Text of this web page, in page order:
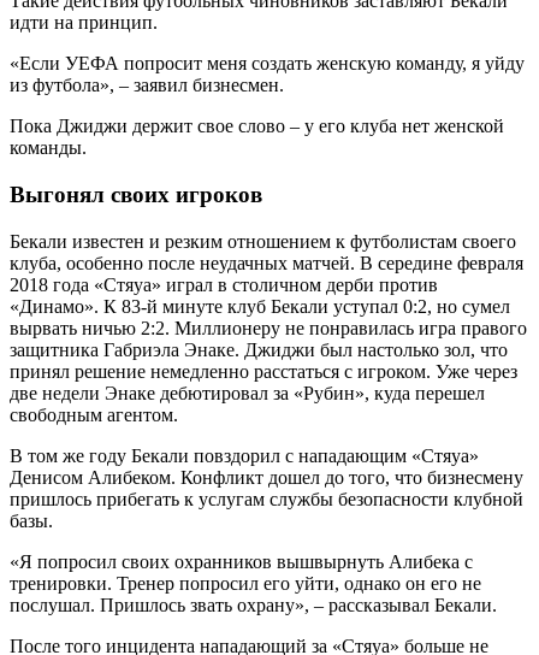
идти на принцип.
«Если УЕФА попросит меня создать женскую команду, я уйду
из футбола», – заявил бизнесмен.
Пока Джиджи держит свое слово – у его клуба нет женской
команды.
Выгонял своих игроков
Бекали известен и резким отношением к футболистам своего
клуба, особенно после неудачных матчей. В середине февраля
2018 года «Стяуа» играл в столичном дерби против
«Динамо». К 83-й минуте клуб Бекали уступал 0:2, но сумел
вырвать ничью 2:2. Миллионеру не понравилась игра правого
защитника Габриэла Энаке. Джиджи был настолько зол, что
принял решение немедленно расстаться с игроком. Уже через
две недели Энаке дебютировал за «Рубин», куда перешел
свободным агентом.
В том же году Бекали повздорил с нападающим «Стяуа»
Денисом Алибеком. Конфликт дошел до того, что бизнесмену
пришлось прибегать к услугам службы безопасности клубной
базы.
«Я попросил своих охранников вышвырнуть Алибека с
тренировки. Тренер попросил его уйти, однако он его не
послушал. Пришлось звать охрану», – рассказывал Бекали.
После того инцидента нападающий за «Стяуа» больше не